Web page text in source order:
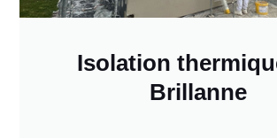
Isolation
Brillanne